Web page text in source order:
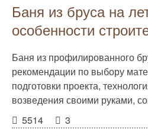
Баня из бруса на
особенности
Баня из профилированного
рекомендации по выбору
подготовки проекта,
возведения своими руками,
5514
3